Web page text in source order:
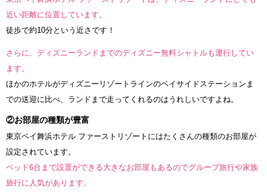
近い距離に位置しています。
徒歩で約10分という近さです！
さらに、ディズニーランドまでのディズニー無料シャトルも運行してい
ます。
ほかのホテルがディズニーリゾートラインのベイサイドステーションま
での送迎に比べ、ランドまで走ってくれるのはうれしいですよね。
②お部屋の種類が豊富
東京ベイ舞浜ホテル ファーストリゾートにはたくさんの種類のお部屋が
設定されています。
ベッド6台まで設置ができる大きなお部屋もあるのでグループ旅行や家族
旅行に人気があります。